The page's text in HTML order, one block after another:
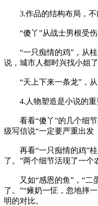
3.作品的结构布局，不
“傻丫”从战士男根受伤
“一只痴情的鸡”，从桂
说，城市人都时兴找小姐
“天上下来一条龙”，从
4.人物塑造是小说的重
看看“傻丫”的几个细节
级写信说“一定要严重出发
再看“一只痴情的鸡”桂
了。”两个细节活现了一个
又如“感恩的鱼”，“二蛋
了。”“瘫奶一怔，忽地摔
明的对比。